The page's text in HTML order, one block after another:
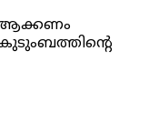
ആക്കണം